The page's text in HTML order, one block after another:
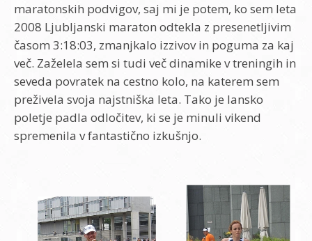
maratonskih podvigov, saj mi je potem, ko sem leta
2008 Ljubljanski maraton odtekla z presenetljivim
časom 3:18:03, zmanjkalo izzivov in poguma za kaj
več. Zaželela sem si tudi več dinamike v treningih in
seveda povratek na cestno kolo, na katerem sem
preživela svoja najstniška leta. Tako je lansko
poletje padla odločitev, ki se je minuli vikend
spremenila v fantastično izkušnjo.